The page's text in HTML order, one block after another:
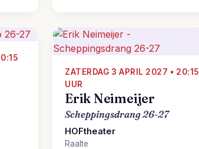
ZATERDAG 3 APRIL 2027 • 20:15
UUR
Erik Neimeijer
Scheppingsdrang 26-27
HOFtheater
Raalte